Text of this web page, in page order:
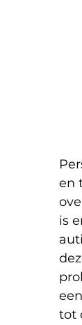
en
is
tot